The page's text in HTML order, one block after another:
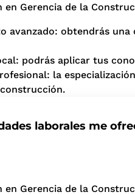
en Gerencia de la
avanzado: obtendrás
podrás aplicar tus
la
laborales me
en Gerencia de la